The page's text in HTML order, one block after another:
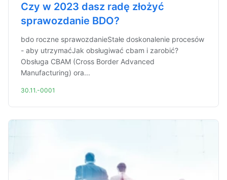
Czy w 2023 dasz radę złożyć
sprawozdanie BDO?
bdo roczne sprawozdanieStałe doskonalenie procesów
- aby utrzymaćJak obsługiwać cbam i zarobić?
Obsługa CBAM (Cross Border Advanced
Manufacturing) ora...
30.11.-0001